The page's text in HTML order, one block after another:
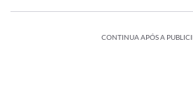
CONTINUA APÓS A